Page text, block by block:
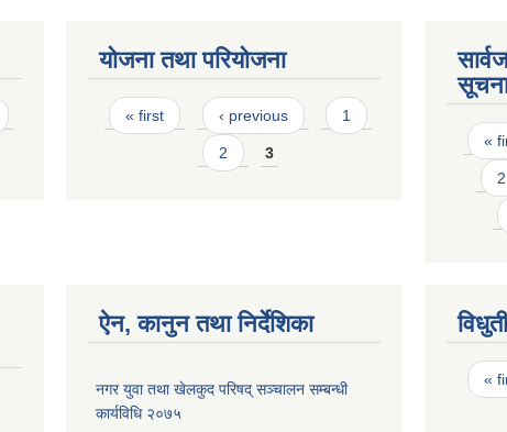
योजना तथा परियोजना
Pages
« first ‹ previous 1
2 3
«
2
ऐन, कानुन तथा निर्देशिका
नगर युवा तथा खेलकुद परिषद् सञ्चालन सम्बन्धी
कार्यविधि २०७५
«